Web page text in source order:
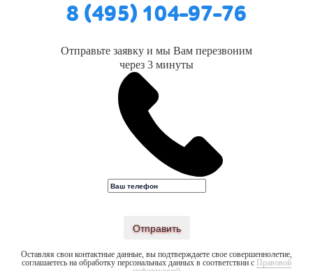
8 (495) 104-97-76
Отправьте заявку и мы Вам перезвоним
через 3 минуты
Отправить
Оставляя свои контактные данные, вы подтверждаете свое совершеннолетие,
соглашаетесь на обработку персональных данных в соответствии с Правовой